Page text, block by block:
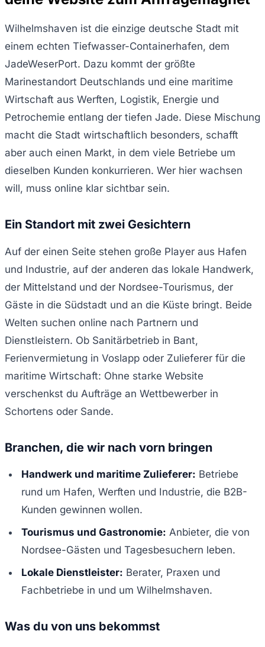
Wilhelmshaven ist die einzige deutsche Stadt mit
einem echten Tiefwasser-Containerhafen, dem
JadeWeserPort. Dazu kommt der größte
Marinestandort Deutschlands und eine maritime
Wirtschaft aus Werften, Logistik, Energie und
Petrochemie entlang der tiefen Jade. Diese Mischung
macht die Stadt wirtschaftlich besonders, schafft
aber auch einen Markt, in dem viele Betriebe um
dieselben Kunden konkurrieren. Wer hier wachsen
will, muss online klar sichtbar sein.
Ein Standort mit zwei Gesichtern
Auf der einen Seite stehen große Player aus Hafen
und Industrie, auf der anderen das lokale Handwerk,
der Mittelstand und der Nordsee-Tourismus, der
Gäste in die Südstadt und an die Küste bringt. Beide
Welten suchen online nach Partnern und
Dienstleistern. Ob Sanitärbetrieb in Bant,
Ferienvermietung in Voslapp oder Zulieferer für die
maritime Wirtschaft: Ohne starke Website
verschenkst du Aufträge an Wettbewerber in
Schortens oder Sande.
Branchen, die wir nach vorn bringen
Handwerk und maritime Zulieferer: Betriebe
rund um Hafen, Werften und Industrie, die B2B-
Kunden gewinnen wollen.
Tourismus und Gastronomie: Anbieter, die von
Nordsee-Gästen und Tagesbesuchern leben.
Lokale Dienstleister: Berater, Praxen und
Fachbetriebe in und um Wilhelmshaven.
Was du von uns bekommst